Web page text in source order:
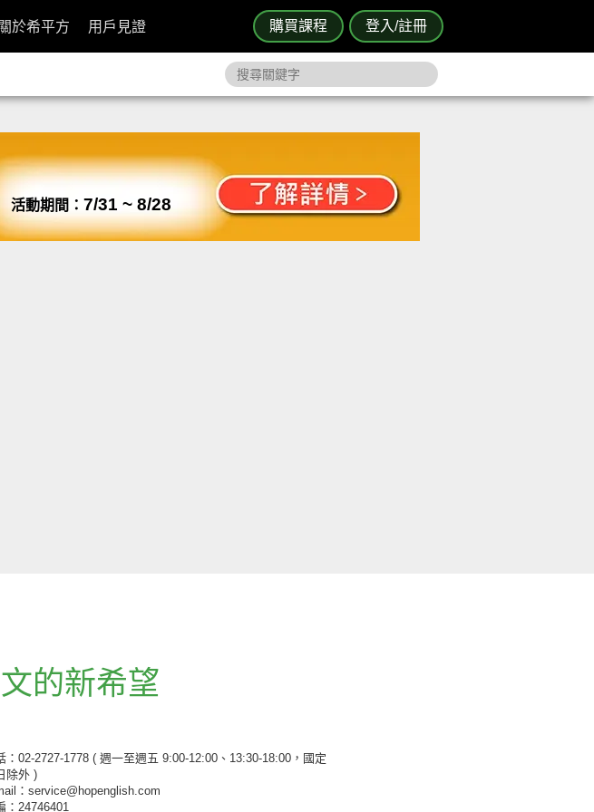
購買課程 登入/註冊
關於希平方 用戶見證
活動期間： 7/31 ~ 8/28
的新希望
：02-2727-1778 ( 週一至週五 9:00-12:00、13:30-18:00，國定
除外 )
：service@hopenglish.com
：24746401